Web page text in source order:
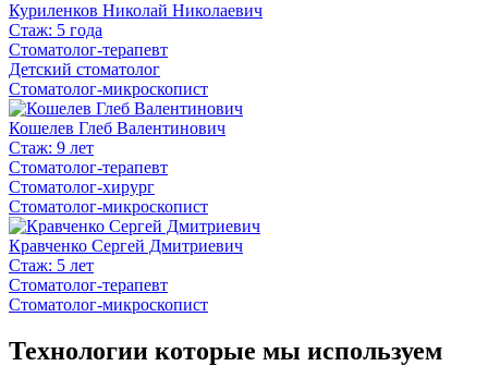
Куриленков Николай Николаевич
Стаж: 5 года
Стоматолог-терапевт
Детский стоматолог
Стоматолог-микроскопист
Кошелев Глеб Валентинович
Стаж: 9 лет
Стоматолог-терапевт
Стоматолог-хирург
Стоматолог-микроскопист
Кравченко Сергей Дмитриевич
Стаж: 5 лет
Стоматолог-терапевт
Стоматолог-микроскопист
Технологии которые мы используем